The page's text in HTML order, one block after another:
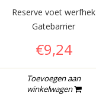
Reserve voet werfhek
Gatebarrier
€9,24
Toevoegen aan
winkelwagen